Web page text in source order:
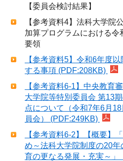
【委員会検討結果】
【参考資料4】法科大学院
加算プログラムにおける令
要領
【参考資料5】令和6年度
する事項 (PDF:208KB)
【参考資料6-1】中央教育
大学院等特別委員会 第13
点について（令和7年6月
員会） (PDF:249KB)
【参考資料6-2】【概要】
め～法科大学院制度の20
育の更なる発展・充実～」